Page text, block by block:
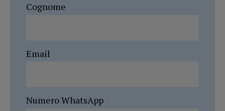
Cognome
Email
Numero WhatsApp